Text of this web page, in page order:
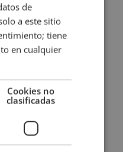
de
a este sitio
tiene
en cualquier
Cookies no
clasificadas